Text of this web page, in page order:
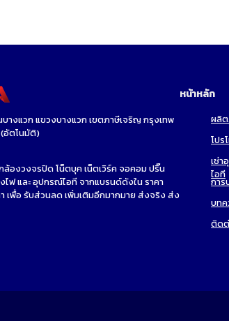
างแวก แขวงบางแวก เขตภาษีเจริญ กรุงเทพ
(อัตโนมัติ)
ล้องวงจรปิด โน็ตบุค เน็ตเวิร์ค จอคอม ปริ๊น
ไฟ และ อุปกรณ์ไอที จากแบรนด์ดังใน ราคา
เพื่อ รับส่วนลด เพิ่มเติมอีกมากมาย ส่งจริง ส่ง
หน้าหลัก
ผลิ
โปร
เช่
ไอที
การ
บทค
ติดต่